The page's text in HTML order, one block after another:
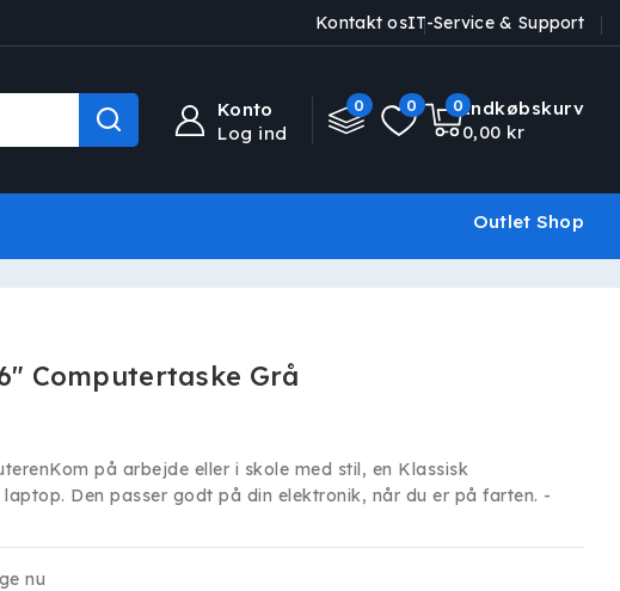
Kontakt osIT-Service & Support
Konto
Log ind
0 0
Indkøbskurv
0,00 kr
0
varer
Outlet Shop
Computertaske Grå
på arbejde eller i skole med stil, en Klassisk
Den passer godt på din elektronik, når du er på farten. -
nu